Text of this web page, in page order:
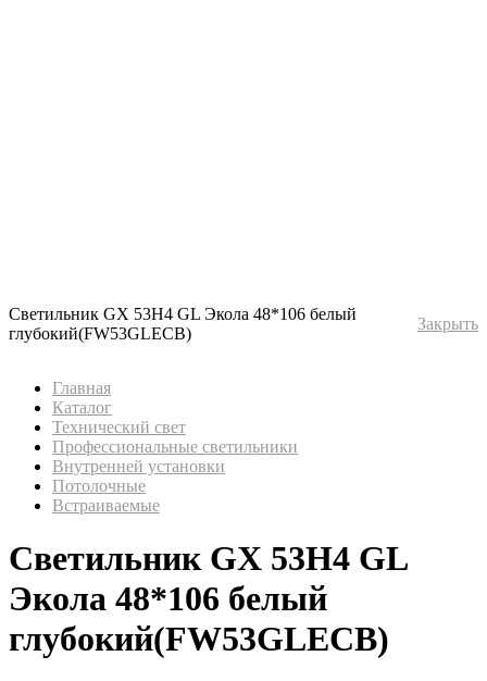
Светильник GX 53H4 GL Экола 48*106 белый
глубокий(FW53GLECB)
Закрыть
Главная
Каталог
Технический свет
Профессиональные светильники
Внутренней установки
Потолочные
Встраиваемые
Светильник GX 53H4 GL
Экола 48*106 белый
глубокий(FW53GLECB)